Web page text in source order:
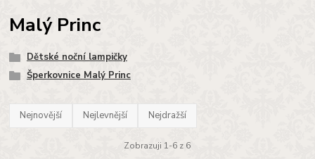
Malý Princ
Dětské noční lampičky
Šperkovnice Malý Princ
Nejnovější Nejlevnější Nejdražší
Zobrazuji 1-6 z 6